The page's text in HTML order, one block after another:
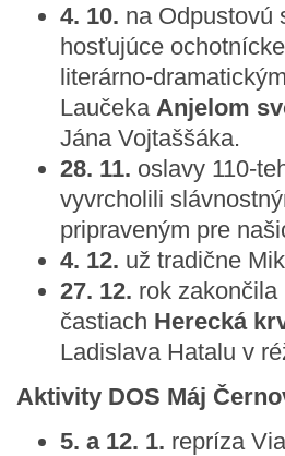
4. 10. na Odpustovú
hosťujúce
literárno-
Laučeka Anjelom
Jána Vojtaššáka.
28. 11. oslavy 110-
vyvrcholili
pripraveným pre
4. 12. už tradične
27. 12. rok
častiach Herecká
Ladislava Hatalu v
Aktivity DOS Máj
5. a 12. 1. repríza